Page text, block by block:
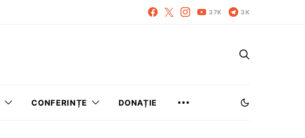
37K 3K
CONFERINȚE DONAȚIE